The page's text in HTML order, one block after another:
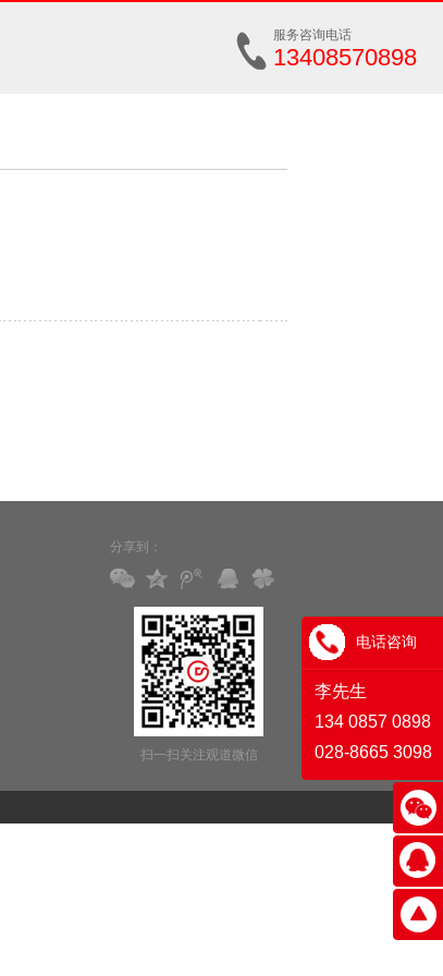
服务咨询电话
13408570898
分享到：
扫一扫关注观道微信
网站地图 |
电话咨询
李先生
134 0857 0898
028-8665 3098